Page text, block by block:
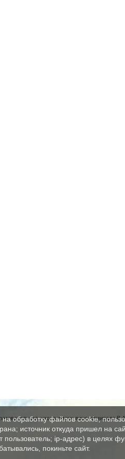
школа имени вице-адмирала
обработку файлов cookie,
источник откуда пришел на
ip-адрес) в целях
покиньте сайт.